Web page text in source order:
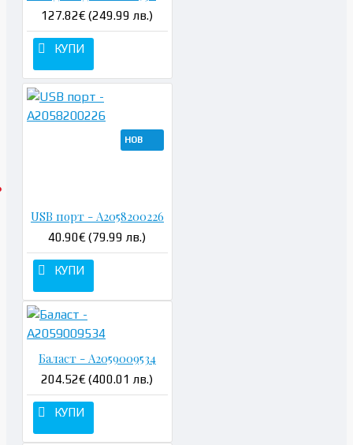
127.82€ (249.99 лв.)
КУПИ
НОВ
USB порт - A2058200226
40.90€ (79.99 лв.)
КУПИ
Баласт - A2059009534
204.52€ (400.01 лв.)
КУПИ